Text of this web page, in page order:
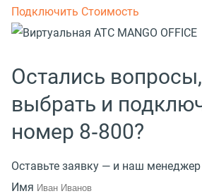
Подключить Стоимость
Остались
выбрать и
номер 8‑800?
Оставьте заявку — и наш
Имя